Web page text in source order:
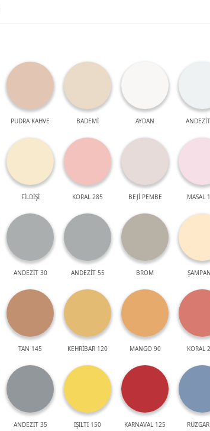
PUDRA KAHVE BADEMİ AYDAN
FİLDİŞİ KORAL 285 BEJİ PEMBE MASAL
ANDEZİT 30 ANDEZİT 55 BROM
TAN 145 KEHRİBAR 120 MANGO 90 KORAL
ANDEZİT 35 IŞILTI 150 KARNAVAL 125